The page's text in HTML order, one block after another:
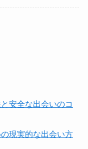
安全な出会いのコ
現実的な出会い方